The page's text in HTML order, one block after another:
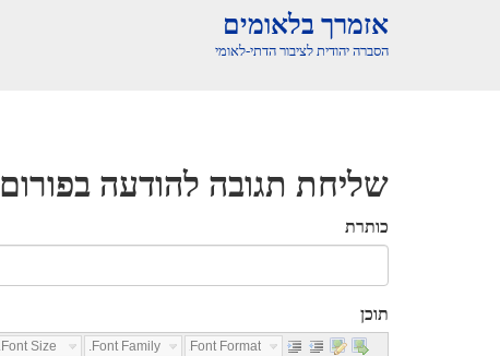
אזמרך בלאומים
הסברה יהודית לציבור הדתי-לאומי
שליחת תגובה להודעה בפורום
כותרת
תוכן
Font Size... Font Family... Font Format...